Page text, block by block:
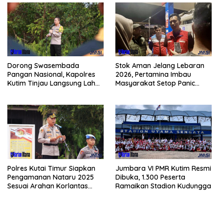
Dorong Swasembada
Pangan Nasional, Kapolres
Kutim Tinjau Langsung Lahan
Stok Aman Jelang Lebaran
2026, Pertamina Imbau
Masyarakat Setop Panic
Polres Kutai Timur Siapkan
Pengamanan Nataru 2025
Sesuai Arahan Korlantas
Jumbara VI PMR Kutim Resmi
Dibuka, 1.300 Peserta
Ramaikan Stadion Kudungga